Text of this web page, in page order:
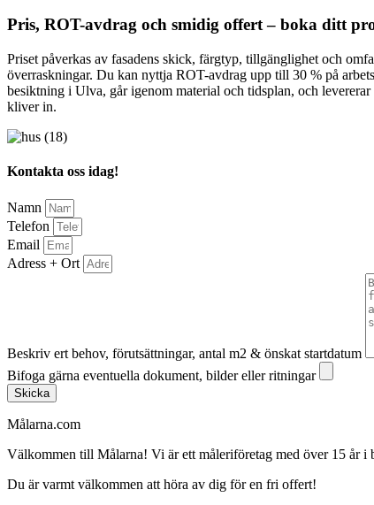
Pris, ROT-avdrag och smidig offert – boka ditt
Priset påverkas av fasadens skick, färgtyp, tillgänglighet och
överraskningar. Du kan nyttja ROT-avdrag upp till 30 % på
besiktning i Ulva, går igenom material och tidsplan, och
kliver in.
Kontakta oss idag!
Namn
Telefon
Email
Adress + Ort
Beskriv ert behov, förutsättningar, antal m2 & önskat startdatum
Bifoga gärna eventuella dokument, bilder eller ritningar
Skicka
Målarna.com
Välkommen till Målarna! Vi är ett måleriföretag med över 15 år i
Du är varmt välkommen att höra av dig för en fri offert!